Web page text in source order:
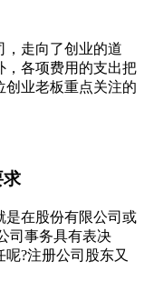
，走向了创业的道
，各项费用的支出把
创业老板重点关注的
求
是在股份有限公司或
司事务具有表决
?注册公司股东又